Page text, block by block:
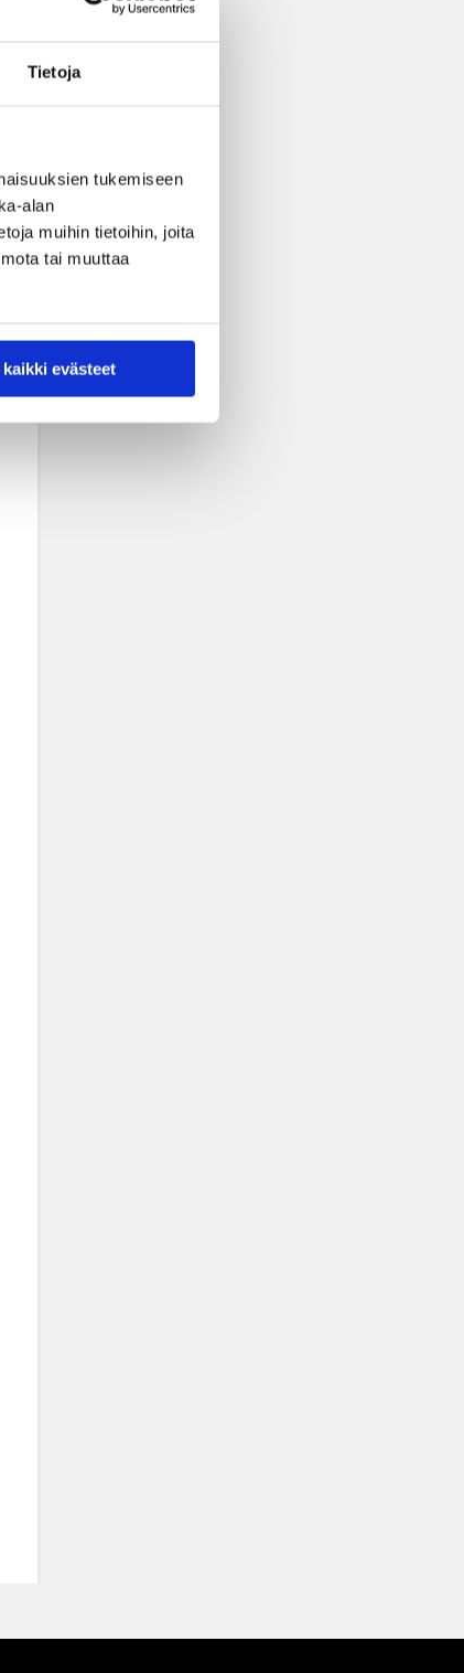
Tietoja
tukemiseen
alan
muihin tietoihin, joita
tai muuttaa
evästeet